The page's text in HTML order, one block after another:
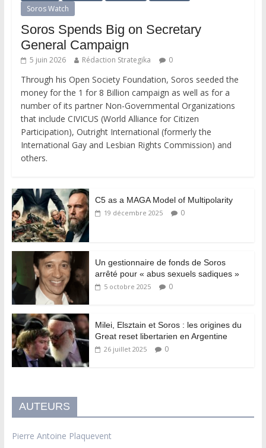
Soros Watch
Soros Spends Big on Secretary
General Campaign
5 juin 2026 Rédaction Strategika 0
Through his Open Society Foundation, Soros seeded the
money for the 1 for 8 Billion campaign as well as for a
number of its partner Non-Governmental Organizations
that include CIVICUS (World Alliance for Citizen
Participation), Outright International (formerly the
International Gay and Lesbian Rights Commission) and
others.
C5 as a MAGA Model of Multipolarity
19 décembre 2025 0
Un gestionnaire de fonds de Soros
arrêté pour « abus sexuels sadiques »
5 octobre 2025 0
Milei, Elsztain et Soros : les origines du
Great reset libertarien en Argentine
26 juillet 2025 0
AUTEURS
Pierre Antoine Plaquevent